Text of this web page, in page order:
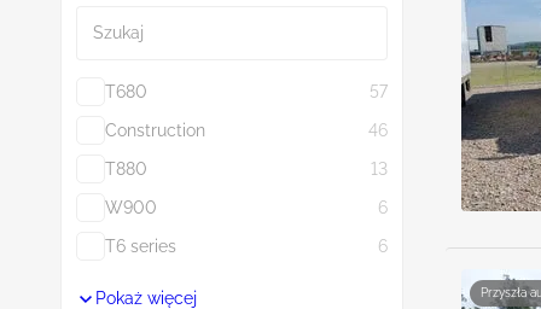
T680
57
Construction
46
T880
13
W900
6
T6 series
6
Pokaż więcej Przyszła